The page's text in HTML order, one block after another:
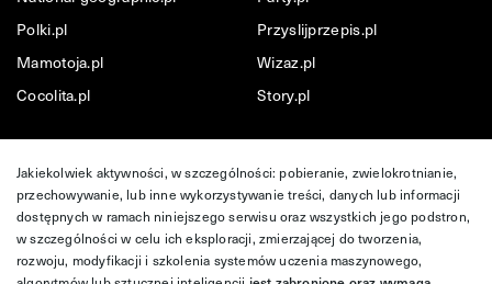
Polki.pl
Przyslijprzepis.pl
Mamotoja.pl
Wizaz.pl
Cocolita.pl
Story.pl
Jakiekolwiek aktywności, w szczególności: pobieranie, zwielokrotnianie,
przechowywanie, lub inne wykorzystywanie treści, danych lub informacji
dostępnych w ramach niniejszego serwisu oraz wszystkich jego podstron,
w szczególności w celu ich eksploracji, zmierzającej do tworzenia,
rozwoju, modyfikacji i szkolenia systemów uczenia maszynowego,